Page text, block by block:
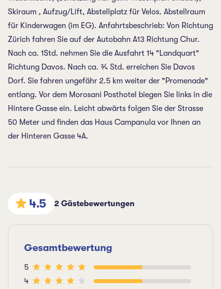
Skiraum , Aufzug/Lift, Abstellplatz für Velos. Abstellraum
für Kinderwagen (im EG). Anfahrtsbeschrieb: Von Richtung
Zürich fahren Sie auf der Autobahn A13 Richtung Chur.
Nach ca. 1Std. nehmen Sie die Ausfahrt 14 "Landquart"
Richtung Davos. Nach ca. ¾ Std. erreichen Sie Davos
Dorf. Sie fahren ungefähr 2.5 km weiter der "Promenade"
entlang. Vor dem Morosani Posthotel biegen Sie links in die
Hintere Gasse ein. Leicht abwärts folgen Sie der Strasse
50 Meter und finden das Haus Campanula vor Ihnen an
der Hinteren Gasse 4A.
4.5 2 Gästebewertungen
Gesamtbewertung
5
4